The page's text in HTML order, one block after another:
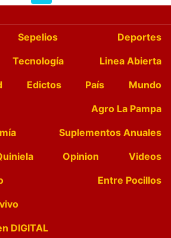
Sepelios
Deportes
Tecnología
Linea Abierta
Edictos País
Mundo
Agro La Pampa
Suplementos Anuales
Opinion
Videos
Entre Pocillos
DIGITAL